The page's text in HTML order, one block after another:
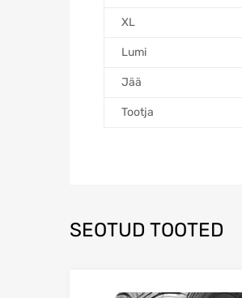
XL
Lumi
Jää
Tootja
SEOTUD TOOTED